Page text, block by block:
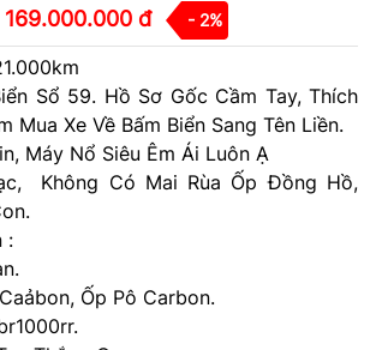
169.000.000 đ - 2%
Sổ 59. Hồ Sơ Gốc Cầm Tay, Thích
Mua Xe Về Bấm Biển Sang Tên Liền.
Máy Nổ Siêu Êm Ái Luôn Ạ
Không Có Mai Rùa Ốp Đồng Hồ,
:
Ốp Pô Carbon.